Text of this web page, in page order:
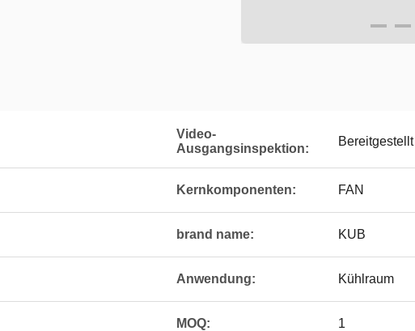
Video-
Ausgangsinspektion:
Bereitgestellt
Kernkomponenten: FAN
brand name: KUB
Anwendung: Kühlraum
MOQ: 1